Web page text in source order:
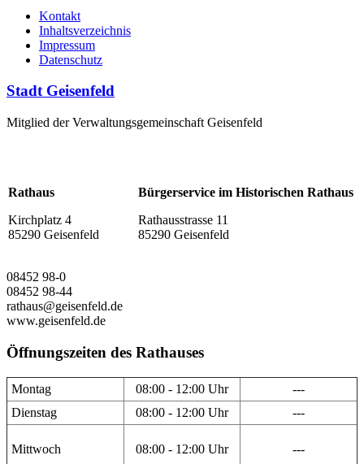
Kontakt
Inhaltsverzeichnis
Impressum
Datenschutz
Stadt Geisenfeld
Mitglied der Verwaltungsgemeinschaft Geisenfeld
Rathaus
Kirchplatz 4
85290 Geisenfeld
Bürgerservice im Historischen Rathaus
Rathausstrasse 11
85290 Geisenfeld
08452 98-0
08452 98-44
rathaus@geisenfeld.de
www.geisenfeld.de
Öffnungszeiten des Rathauses
Montag 08:00 - 12:00 Uhr
---
Dienstag
08:00 - 12:00 Uhr ---
Mittwoch 08:00 - 12:00 Uhr ---